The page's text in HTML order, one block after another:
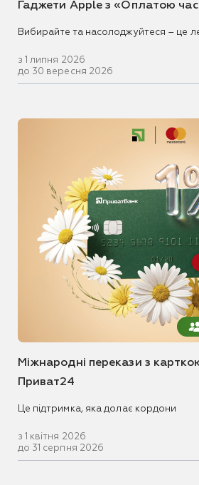
Гаджети Apple з «Оплатою
Вибирайте та насолоджуйтеся – це
з 1 липня 2026
до 30 вересня 2026
Міжнародні перекази з
Приват24
Це підтримка, яка долає кордони
з 1 квітня 2026
до 31 серпня 2026